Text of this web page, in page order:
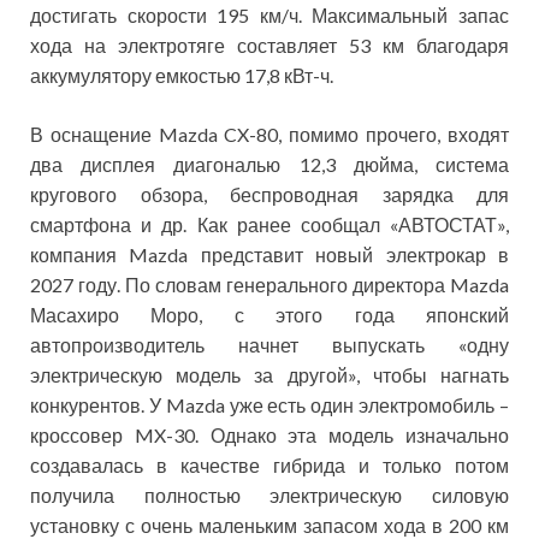
достигать скорости 195 км/ч. Максимальный запас
хода на электротяге составляет 53 км благодаря
аккумулятору емкостью 17,8 кВт-ч.
В оснащение Mazda CX-80, помимо прочего, входят
два дисплея диагональю 12,3 дюйма, система
кругового обзора, беспроводная зарядка для
смартфона и др. Как ранее сообщал «АВТОСТАТ»,
компания Mazda представит новый электрокар в
2027 году. По словам генерального директора Mazda
Масахиро Моро, с этого года японский
автопроизводитель начнет выпускать «одну
электрическую модель за другой», чтобы нагнать
конкурентов. У Mazda уже есть один электромобиль –
кроссовер MX-30. Однако эта модель изначально
создавалась в качестве гибрида и только потом
получила полностью электрическую силовую
установку с очень маленьким запасом хода в 200 км